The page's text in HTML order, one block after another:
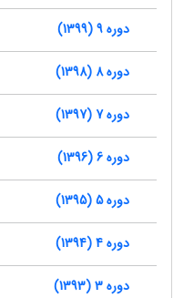
دوره 9 (1399)
دوره 8 (1398)
دوره 7 (1397)
دوره 6 (1396)
دوره 5 (1395)
دوره 4 (1394)
دوره 3 (1393)